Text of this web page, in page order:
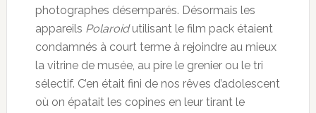
photographes désemparés. Désormais les
appareils Polaroidutilisant le film pack étaient
condamnés à court terme à rejoindre au mieux
la vitrine de musée, au pire le grenier ou le tri
sélectif. C’en était fini de nos rêves d’adolescent
où on épatait les copines en leur tirant le